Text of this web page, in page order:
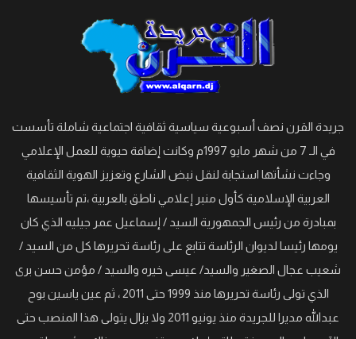
جريدة القرن نصف أسبوعية سياسية ثقافية اجتماعية شاملة تأسست
في الـ 7 من شهر مايو 1997م وكانت إضافة حيوية للعمل الإعلامي
وجاءت نشأتها استجابة لنقل نبض الشارع وتعزيز الهوية الثقافية
العربية الإسلامية كأول منبر إعلامي ناطق بالعربية ،تم تأسيسها
بمبادرة من رئيس الجمهورية السيد / إسماعيل عمر جيليه الذي كان
يومها رئيسا لديوان الرئاسة تتابع على رئاسة تحريرها كل من السيد /
شعيب عجال الصغير والسيد/ عيسى خيره والسيد / مؤمن حسن برى
الذي تولى رئاسة تحريرها منذ 1999 حتى 2011 ، ثم عين ياسين بوح
عبدالله مديرا للجريدة منذ يونيو 2011 ولا يزال يتولى هذا المنصب حتى